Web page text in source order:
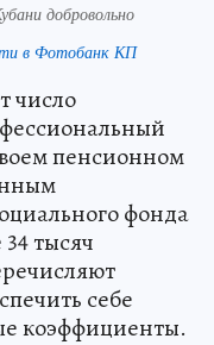
добровольно
в Фотобанк КП
число
пенсионном
фонда
тысяч
себе
коэффициенты.